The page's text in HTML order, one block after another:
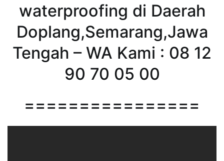
waterproofing di Daerah
Doplang,Semarang,Jawa
Tengah – WA Kami : 08 12
90 70 05 00
================